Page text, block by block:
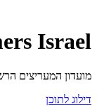
Israel
מועדון המעריצים
דילוג לתוכן